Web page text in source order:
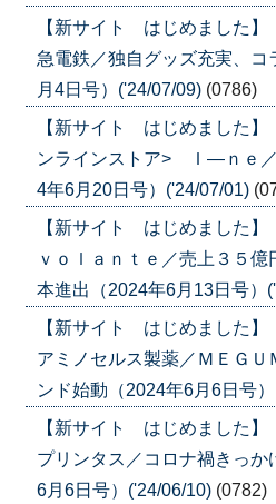
【新サイト はじめました
急電鉄／独自グッズ充実、
月4日号）('24/07/09) (0786)
【新サイト はじめました
ンラインストア> Ｉ―ｎｅ
4年6月20日号）('24/07/01)
【新サイト はじめました
ｖｏｌａｎｔｅ／売上３５億
本進出（2024年6月13日号）
【新サイト はじめました
アミノセルス製薬／ＭＥＧＵ
ンド始動（2024年6月6日号
【新サイト はじめました
プリンタス／コロナ禍きっ
6月6日号）('24/06/10) (0782)